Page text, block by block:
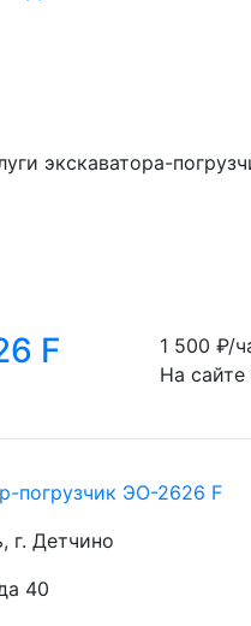
экскаватора-
F 1 500 ₽/
На сайте
погрузчик ЭО-2626 F
г. Детчино
40